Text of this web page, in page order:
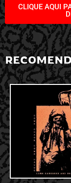
CLIQUE AQUI